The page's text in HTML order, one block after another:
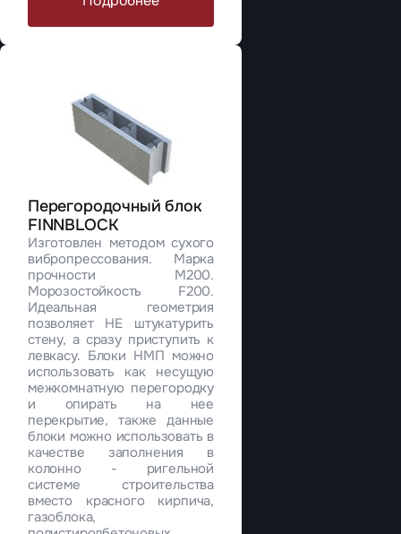
Перегородочный блок
FINNBLOCK
Изготовлен методом сухого
вибропрессования. Марка
прочности М200.
Морозостойкость F200.
Идеальная геометрия
позволяет НЕ штукатурить
стену, а сразу приступить к
левкасу. Блоки НМП можно
использовать как несущую
межкомнатную перегородку
и опирать на нее
перекрытие, также данные
блоки можно использовать в
качестве заполнения в
колонно - ригельной
системе строительства
вместо красного кирпича,
газоблока,